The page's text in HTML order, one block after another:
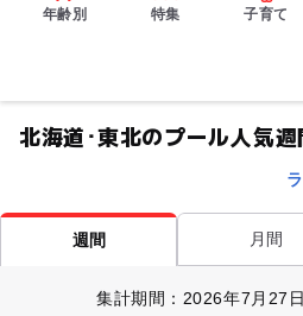
年齢別 特集 子育て
北海道･東北のプール人気
週間 月間
集計期間：2026年7月27